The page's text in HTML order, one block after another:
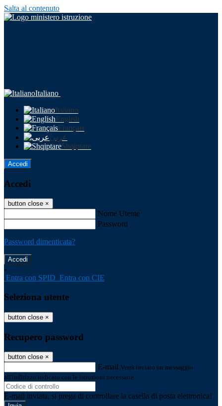
Salta al contenuto
Italiano
Italiano
English
Français
عربى
Shqiptare
Accedi
Accedi
button close ×
Nome Utente
Password
Password dimenticata?
-
Entra con SPID Entra con CIE
Seleziona utente
button close ×
Recupero password
button close ×
E-mail Verrà inviato un messaggio
all'indirizzo indicato con le istruzioni necessarie.
E-mail inviata, si prega di controllare la casella di posta elettronica!